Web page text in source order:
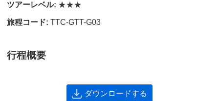
ツアーレベル: ★★★
旅程コード: TTC-GTT-G03
行程概要
ダウンロードする